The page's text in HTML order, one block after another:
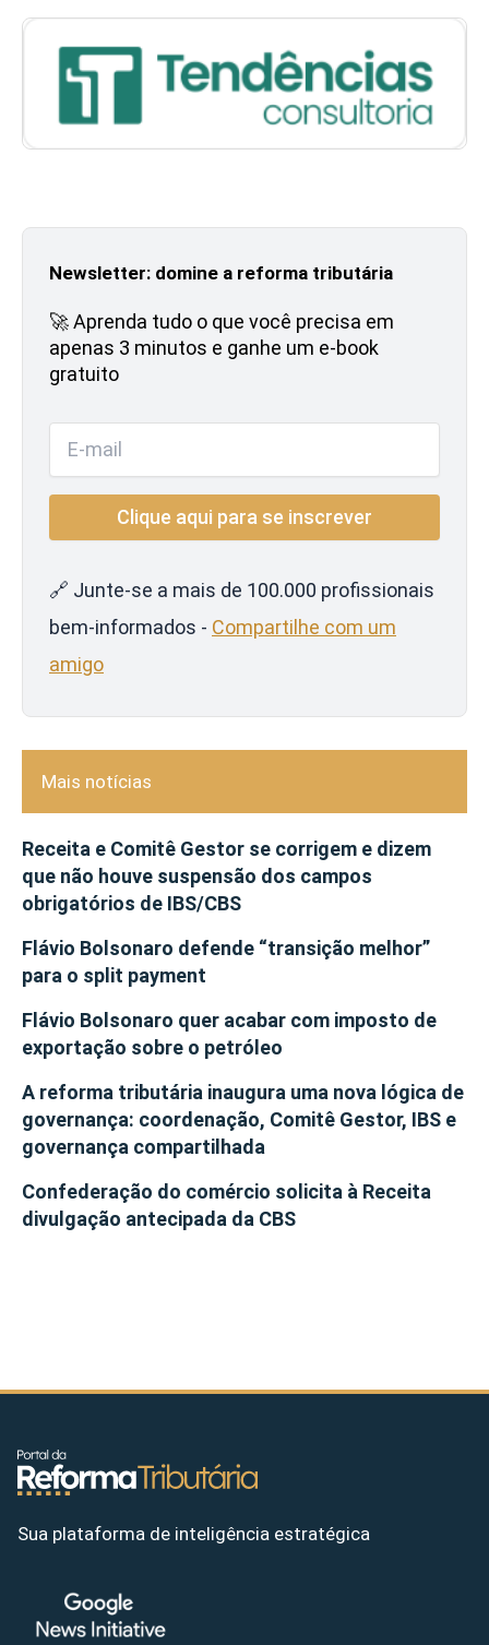
Newsletter: domine a reforma tributária
🚀 Aprenda tudo o que você precisa em
apenas 3 minutos e ganhe um e-book
gratuito
🔗 Junte-se a mais de 100.000 profissionais
bem-informados - Compartilhe com um
amigo
Mais notícias
Receita e Comitê Gestor se corrigem e dizem
que não houve suspensão dos campos
obrigatórios de IBS/CBS
Flávio Bolsonaro defende “transição melhor”
para o split payment
Flávio Bolsonaro quer acabar com imposto de
exportação sobre o petróleo
A reforma tributária inaugura uma nova lógica de
governança: coordenação, Comitê Gestor, IBS e
governança compartilhada
Confederação do comércio solicita à Receita
divulgação antecipada da CBS
Sua plataforma de inteligência estratégica